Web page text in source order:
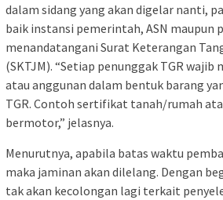
dalam sidang yang akan digelar nanti,
baik instansi pemerintah, ASN maupun
menandatangani Surat Keterangan
(SKTJM). “Setiap penunggak TGR wajib
atau anggunan dalam bentuk barang
TGR. Contoh sertifikat tanah/rumah
bermotor,” jelasnya.
Menurutnya, apabila batas waktu
maka jaminan akan dilelang. Dengan
tak akan kecolongan lagi terkait